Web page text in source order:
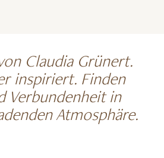
Claudia Grünert.
inspiriert. Finden
Verbundenheit in
Atmosphäre.